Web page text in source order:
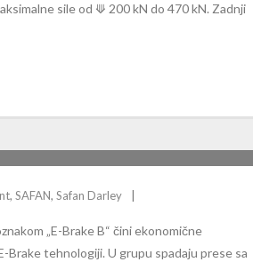
sile od ⟱ 200 kN do 470 kN. Zadnji
, SAFAN, Safan Darley
„E-Brake B“ čini ekonomične
Brake tehnologiji. U grupu spadaju prese sa